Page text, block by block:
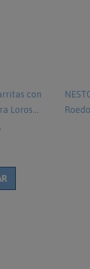
con
Loros